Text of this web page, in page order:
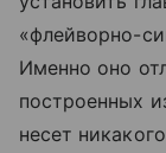
«флейворно-
Именно оно
построенных
несет